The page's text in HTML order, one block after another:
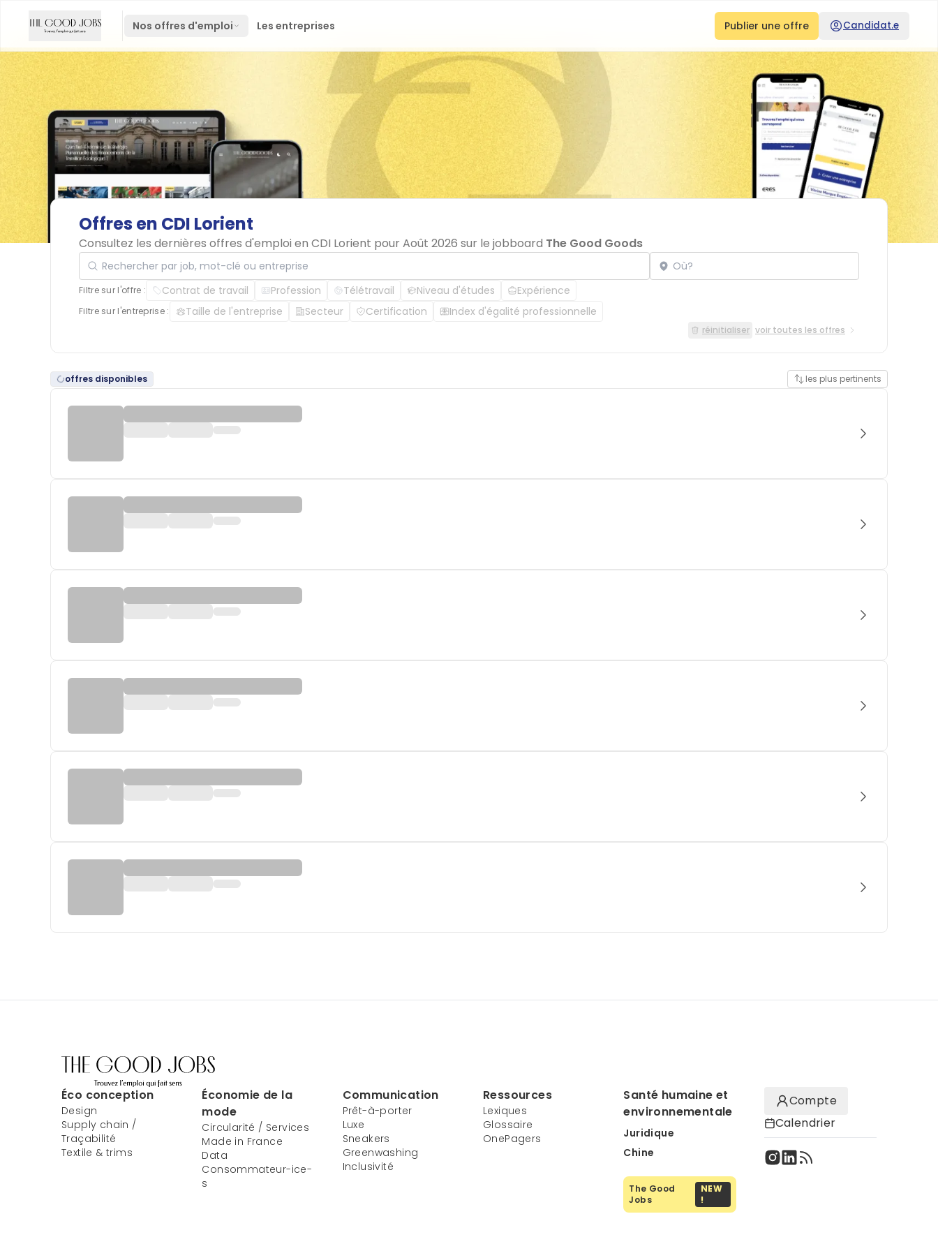
Nos offres d'emploi Les entreprises Publier une offre Candidat.e
Offres en CDI Lorient
Consultez les dernières offres d'emploi en CDI Lorient pour Août 2026 sur le jobboard The Good Goods
Rechercher par job, mot-clé ou entreprise Localisation
Filtre sur l'offre : Contrat de travail Profession Télétravail Niveau d'études Expérience
Filtre sur l'entreprise : Taille de l'entreprise Secteur Certification Index d'égalité professionnelle
réinitialiser voir toutes les offres
offres disponibles les plus pertinents
Éco conception
Design
Supply chain /
Traçabilité
Textile & trims
Économie de la
mode
Circularité / Services
Made in France
Data
Consommateur-ice-
s
Communication
Prêt-à-porter
Luxe
Sneakers
Greenwashing
Inclusivité
Ressources
Lexiques
Glossaire
OnePagers
Santé humaine et
environnementale
Juridique
Chine
The Good
Jobs
NEW
!
Compte
Calendrier